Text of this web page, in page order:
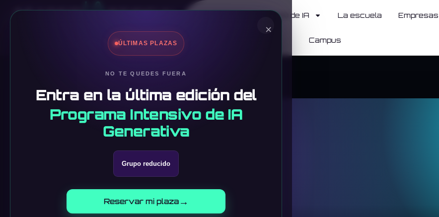
×
ÚLTIMAS PLAZAS
NO TE QUEDES FUERA
Entra en la última edición del
Programa Intensivo de IA
Generativa
Grupo reducido
Reservar mi plaza→
Cursos de IA La escuela Empresas
Campus